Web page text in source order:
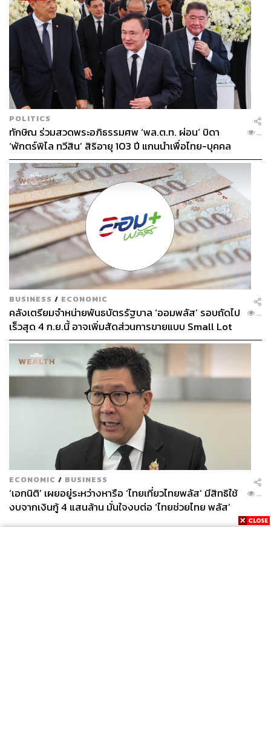
POLITICS
ทักษิณ ร่วมสวดพระอภิธรรมศพ ‘พล.ต.ท. ผ่อน’ บิดา
‘พักตร์พิไล ทวีสิน’ สิริอายุ 103 ปี แกนนำเพื่อไทย-บุคคล
หลากวงการร่วมอาลัย
...
BUSINESS / ECONOMIC
คลังเตรียมจำหน่ายพันธบัตรรัฐบาล ‘ออมพลัส’ รอบถัดไป
เร็วสุด 4 ก.ย.นี้ อาจเพิ่มสัดส่วนการขายแบบ Small Lot
First มากขึ้น
...
ECONOMIC / BUSINESS
‘เอกนิติ’ เผยอยู่ระหว่างหารือ ‘ไทยเที่ยวไทยพลัส’ มีสิทธิใช้
งบจากเงินกู้ 4 แสนล้าน มั่นใจงบต่อ ‘ไทยช่วยไทย พลัส’
...